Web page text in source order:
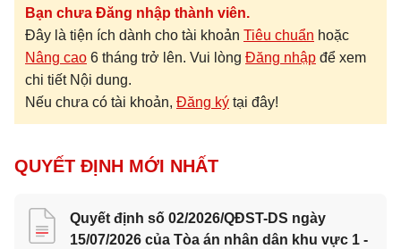
Bạn chưa Đăng nhập thành viên.
Đây là tiện ích dành cho tài khoản Tiêu chuẩn hoặc
Nâng cao 6 tháng trở lên. Vui lòng Đăng nhập để xem
chi tiết Nội dung.
Nếu chưa có tài khoản, Đăng ký tại đây!
QUYẾT ĐỊNH MỚI NHẤT
Quyết định số 02/2026/QĐST-DS ngày
15/07/2026 của Tòa án nhân dân khu vực 1 -